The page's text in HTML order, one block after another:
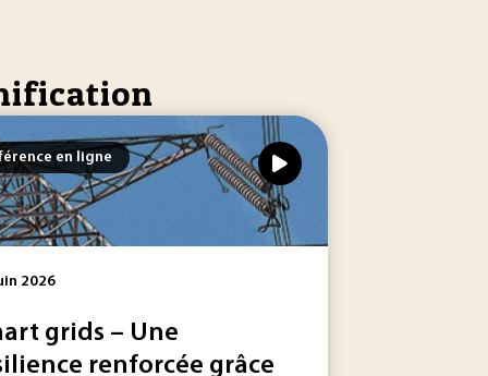
en ligne
2026
grids – Une
renforcée grâce